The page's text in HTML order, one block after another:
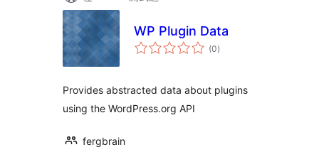
WP Plugin Data
(0總
評)
Provides abstracted data about plugins
using the WordPress.org API
fergbrain